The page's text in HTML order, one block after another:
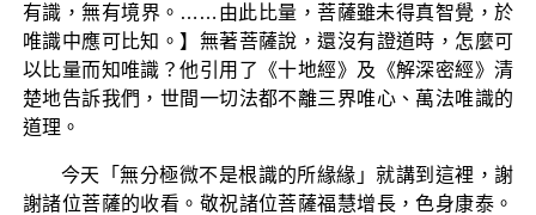
有識，無有境界。……由此比量，菩薩雖未得真智覺，於
唯識中應可比知。】無著菩薩說，還沒有證道時，怎麼可
以比量而知唯識？他引用了《十地經》及《解深密經》清
楚地告訴我們，世間一切法都不離三界唯心、萬法唯識的
道理。
今天「無分極微不是根識的所緣緣」就講到這裡，謝
謝諸位菩薩的收看。敬祝諸位菩薩福慧增長，色身康泰。